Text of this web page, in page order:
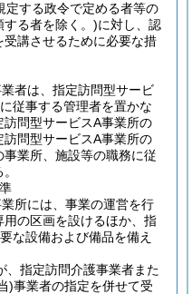
定する政令で定める者等の
する者を除く。)に対し、認
講させるために必要な措
者は、指定訪問型サービ
従事する管理者を置かな
訪問型サービスA事業所の
問型サービスA事業所の
業所、施設等の職務に従
所には、事業の運営を行
の区画を設けるほか、指
な設備および備品を備え
、指定訪問介護事業者また
)事業者の指定を併せて受